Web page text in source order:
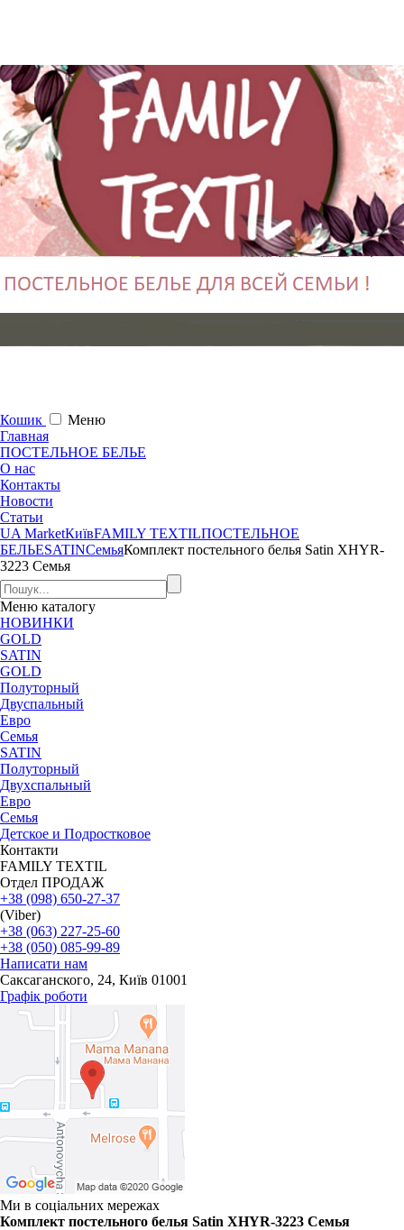
Кошик
Меню
Главная
ПОСТЕЛЬНОЕ БЕЛЬЕ
О нас
Контакты
Новости
Статьи
UA MarketКиївFAMILY TEXTILПОСТЕЛЬНОЕ
БЕЛЬЕSATINСемьяКомплект постельного белья Satin XHYR-
3223 Семья
Меню каталогу
НОВИНКИ
GOLD
SATIN
GOLD
Полуторный
Двуспальный
Евро
Семья
SATIN
Полуторный
Двухспальный
Евро
Семья
Детское и Подростковое
Контакти
FAMILY TEXTIL
Отдел ПРОДАЖ
+38 (098) 650-27-37
(Viber)
+38 (063) 227-25-60
+38 (050) 085-99-89
Написати нам
Саксаганского, 24, Київ 01001
Графік роботи
Ми в соціальних мережах
Комплект постельного белья Satin XHYR-3223 Семья